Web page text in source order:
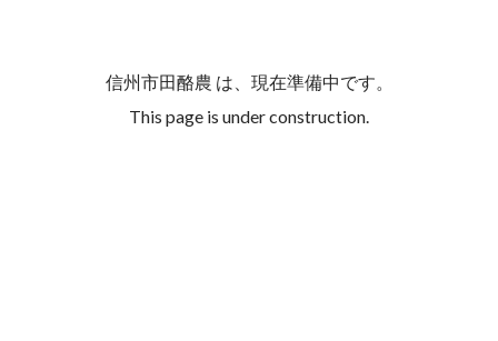
信州市田酪農 は、現在準備中です。
This page is under construction.